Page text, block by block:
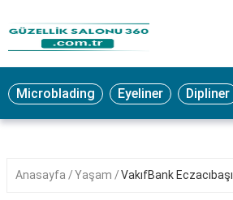
MAKYAJ
MİCROBLADİNG
EPİLASYON
Microblading Eyeliner Dipliner
Anasayfa Yaşam VakıfBank